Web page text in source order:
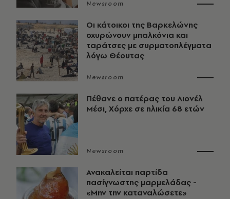
Newsroom
Οι κάτοικοι της Βαρκελώνης
οχυρώνουν μπαλκόνια και
ταράτσες με συρματοπλέγματα
λόγω Θέουτας
Newsroom
Πέθανε ο πατέρας του Λιονέλ
Μέσι, Χόρχε σε ηλικία 68 ετών
Newsroom
Ανακαλείται παρτίδα
πασίγνωστης μαρμελάδας -
«Μην την καταναλώσετε»